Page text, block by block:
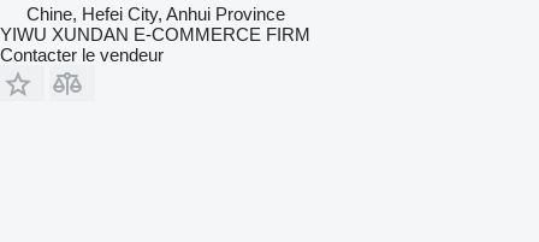
Chine, Hefei City, Anhui Province
YIWU XUNDAN E-COMMERCE FIRM
Contacter le vendeur